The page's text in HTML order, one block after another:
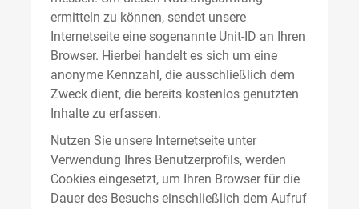
ermitteln zu können, sendet unsere
Internetseite eine sogenannte Unit-ID an Ihren
Browser. Hierbei handelt es sich um eine
anonyme Kennzahl, die ausschließlich dem
Zweck dient, die bereits kostenlos genutzten
Inhalte zu erfassen.
Nutzen Sie unsere Internetseite unter
Verwendung Ihres Benutzerprofils, werden
Cookies eingesetzt, um Ihren Browser für die
Dauer des Besuchs einschließlich dem Aufruf